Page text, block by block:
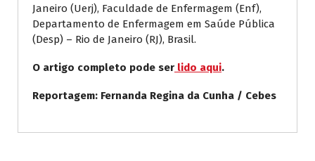
Janeiro (Uerj), Faculdade de Enfermagem (Enf),
Departamento de Enfermagem em Saúde Pública
(Desp) – Rio de Janeiro (RJ), Brasil.
O artigo completo pode ser lido aqui.
Reportagem: Fernanda Regina da Cunha / Cebes